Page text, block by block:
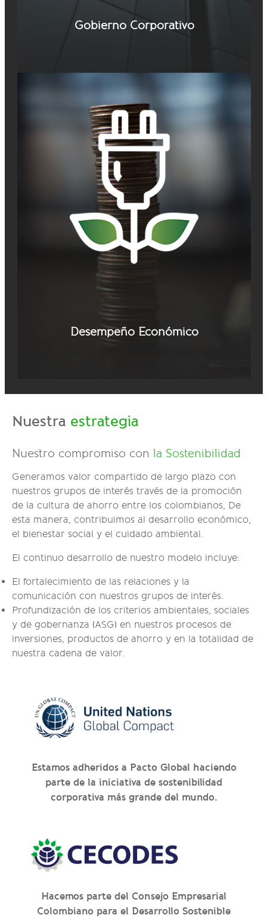
Gobierno Corporativo
Desempeño Económico
Nuestra estrategia
Nuestro compromiso con la Sostenibilidad
Generamos valor compartido de largo plazo con
nuestros grupos de interés través de la promoción
de la cultura de ahorro entre los colombianos, De
esta manera, contribuimos al desarrollo económico,
el bienestar social y el cuidado ambiental.
El continuo desarrollo de nuestro modelo incluye:
El fortalecimiento de las relaciones y la
comunicación con nuestros grupos de interés.
Profundización de los criterios ambientales, sociales
y de gobernanza (ASG) en nuestros procesos de
inversiones, productos de ahorro y en la totalidad de
nuestra cadena de valor.
Estamos adheridos a Pacto Global haciendo
parte de la iniciativa de sostenibilidad
corporativa más grande del mundo.
Hacemos parte del Consejo Empresarial
Colombiano para el Desarrollo Sostenible